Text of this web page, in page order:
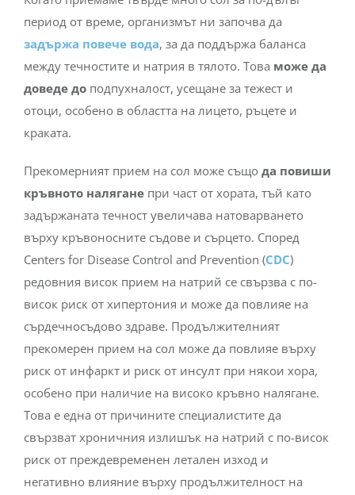
период от време, организмът ни започва да
задържа повече вода, за да поддържа баланса
между течностите и натрия в тялото. Това може да
доведе доподпухналост, усещане за тежест и
отоци, особено в областта на лицето, ръцете и
краката.
Прекомерният прием на сол може също да повиши
кръвното наляганепри част от хората, тъй като
задържаната течност увеличава натоварването
върху кръвоносните съдове и сърцето. Според
Centers for Disease Control and Prevention (CDC)
редовния висок прием на натрий се свързва с по-
висок риск от хипертония и може да повлияе на
сърдечносъдово здраве. Продължителният
прекомерен прием на сол може да повлияе върху
риск от инфаркт и риск от инсулт при някои хора,
особено при наличие на високо кръвно налягане.
Това е една от причините специалистите да
свързват хроничния излишък на натрий с по-висок
риск от преждевременен летален изход и
негативно влияние върху продължителност на